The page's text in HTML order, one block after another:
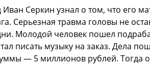
Иван Серкин узнал о том, что его
Серьезная травма головы не
Молодой человек пошел
писать музыку на заказ. Дела
— 5 миллионов рублей. Тогда